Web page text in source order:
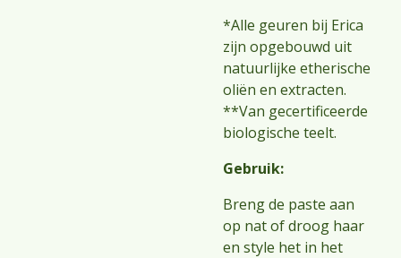
*Alle geuren bij Erica
zijn opgebouwd uit
natuurlijke etherische
oliën en extracten.
**Van gecertificeerde
biologische teelt.
Gebruik:
Breng de paste aan
op nat of droog haar
en style het in het